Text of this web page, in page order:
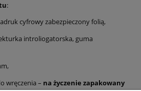
:
cyfrowy zabezpieczony folią,
introliogatorska, guma
wręczenia – na życzenie zapakowany